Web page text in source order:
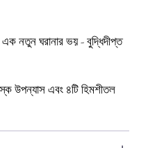
এক নতুন ঘরানার ভয় - বুদ্ধিদীপ্ত
উপন্যাস এবং ৪টি হিমশীতল